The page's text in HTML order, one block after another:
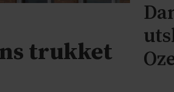
trukket